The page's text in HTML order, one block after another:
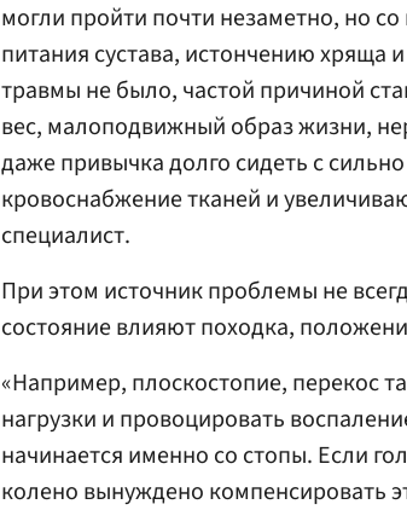
могли пройти почти незаметно, но
питания сустава, истончению хряща
травмы не было, частой причиной
вес, малоподвижный образ жизни,
даже привычка долго сидеть с
кровоснабжение тканей и
специалист.
При этом источник проблемы не
состояние влияют походка,
«Например, плоскостопие, перекос
нагрузки и провоцировать
начинается именно со стопы. Если
колено вынуждено компенсировать